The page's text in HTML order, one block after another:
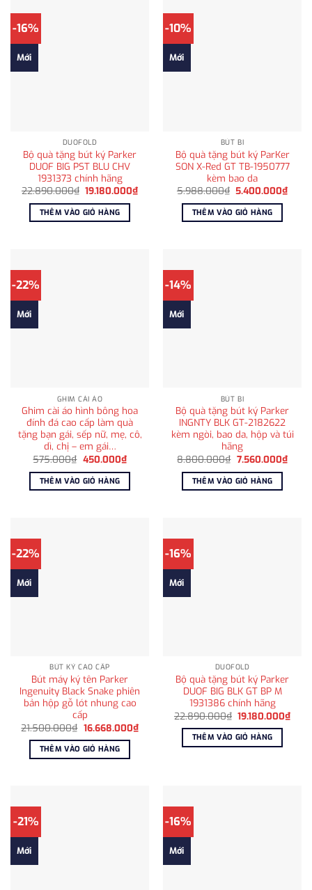
-16%
Mới
DUOFOLD
Bộ quà tặng bút ký Parker
DUOF BIG PST BLU CHV
1931373 chính hãng
22.890.000₫ Giá
là:
22.890.000₫.
19.180.000₫Giá
hiện
19.180.000₫.
THÊM VÀO GIỎ HÀNG
-10%
Mới
BÚT BI
Bộ quà tặng bút ký ParKer
SON X-Red GT TB-1950777
kèm bao da
5.988.000₫ Giá
là:
5.988.000₫.
5.400.000₫Giá
hiện
THÊM VÀO GIỎ HÀNG
-22%
Mới
GHIM CÀI ÁO
Ghim cài áo hình bông hoa
đính đá cao cấp làm quà
tặng bạn gái, sếp nữ, mẹ, cô,
dì, chị – em gái…
575.000₫ Giá
là:
575.000₫.
450.000₫Giá
hiện
tại
450.000₫.
THÊM VÀO GIỎ HÀNG
-14%
Mới
BÚT BI
Bộ quà tặng bút ký Parker
INGNTY BLK GT-2182622
kèm ngòi, bao da, hộp và túi
hãng
8.800.000₫ Giá
là:
8.800.000₫.
7.560.000₫Giá
hiện
THÊM VÀO GIỎ HÀNG
-22%
Mới
BÚT KÝ CAO CẤP
Bút máy ký tên Parker
Ingenuity Black Snake phiên
bản hộp gỗ lót nhung cao
cấp
21.500.000₫ Giá
là:
21.500.000₫.
16.668.000₫Giá
hiện
THÊM VÀO GIỎ HÀNG
-16%
Mới
DUOFOLD
Bộ quà tặng bút ký Parker
DUOF BIG BLK GT BP M
1931386 chính hãng
22.890.000₫ Giá
là:
22.890.000₫.
19.180.000₫Giá
hiện
THÊM VÀO GIỎ HÀNG
-21%
Mới
-16%
Mới